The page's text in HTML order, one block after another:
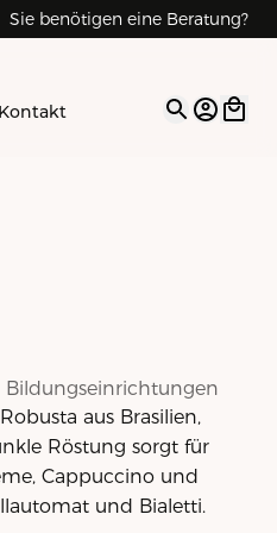
Sie benötigen eine Beratung?
Kontakt Open
aus Brasilien,
Röstung sorgt für
Cappuccino und
und Bialetti.